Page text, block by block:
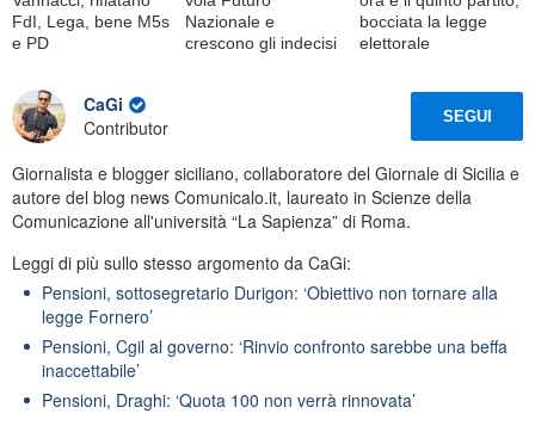
FdI, Lega, bene M5s
e PD
Nazionale e
crescono gli indecisi
bocciata la legge
elettorale
CaGi
Contributor
SEGUI
Giornalista e blogger siciliano, collaboratore del Giornale di Sicilia e
autore del blog news Comunicalo.it, laureato in Scienze della
Comunicazione all'università “La Sapienza” di Roma.
Leggi di più sullo stesso argomento da CaGi:
Pensioni, sottosegretario Durigon: ‘Obiettivo non tornare alla
legge Fornero’
Pensioni, Cgil al governo: ‘Rinvio confronto sarebbe una beffa
inaccettabile’
Pensioni, Draghi: ‘Quota 100 non verrà rinnovata’